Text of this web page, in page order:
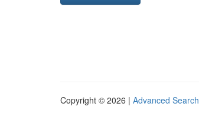
Copyright © 2026 | Advanced Search